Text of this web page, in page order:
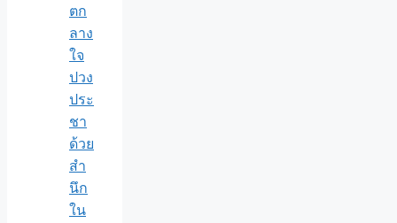
ตก
ลาง
ใจ
ปวง
ประ
ชา
ด้วย
สำ
นึก
ใน